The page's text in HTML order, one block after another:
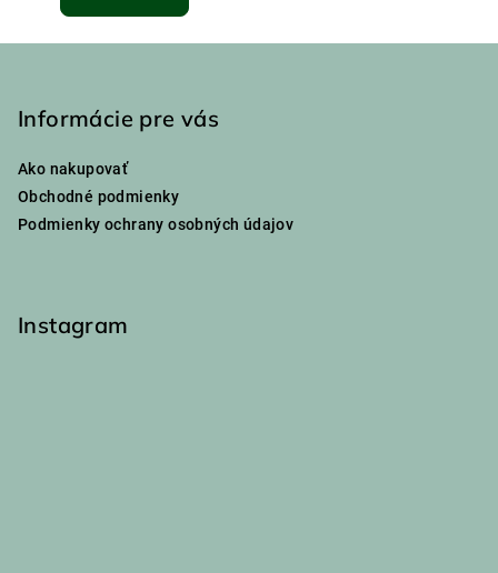
Informácie pre vás
Ako nakupovať
Obchodné podmienky
Podmienky ochrany osobných údajov
Instagram